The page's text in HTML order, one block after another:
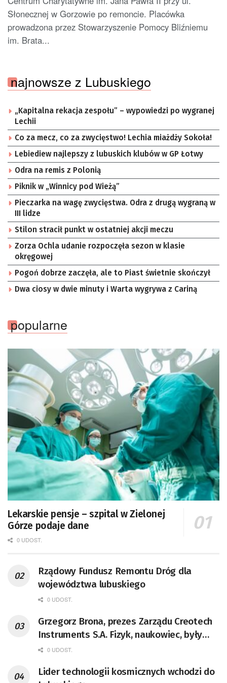
Słonecznej w Gorzowie po remoncie. Placówka
prowadzona przez Stowarzyszenie Pomocy Bliźniemu
im. Brata...
najnowsze z Lubuskiego
„Kapitalna rekacja zespołu” – wypowiedzi po wygranej
Lechii
Co za mecz, co za zwycięstwo! Lechia miażdży Sokoła!
Lebiediew najlepszy z lubuskich klubów w GP Łotwy
Odra na remis z Polonią
Piknik w „Winnicy pod Wieżą”
Pieczarka na wagę zwycięstwa. Odra z drugą wygraną w
III lidze
Stilon stracił punkt w ostatniej akcji meczu
Zorza Ochla udanie rozpoczęła sezon w klasie
okręgowej
Pogoń dobrze zaczęła, ale to Piast świetnie skończył
Dwa ciosy w dwie minuty i Warta wygrywa z Cariną
popularne
Lekarskie pensje – szpital w Zielonej
Górze podaje dane
0 UDOST.
Rządowy Fundusz Remontu Dróg dla
województwa lubuskiego
0 UDOST.
Grzegorz Brona, prezes Zarządu Creotech
Instruments S.A. Fizyk, naukowiec, były
pracownik CERN w Genewie,
doktor habilitowany nauk fizycznych,
0 UDOST.
Lider technologii kosmicznych wchodzi do